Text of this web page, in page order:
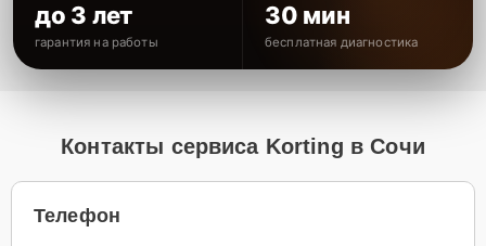
до 3 лет
гарантия на работы
30 мин
бесплатная диагностика
Контакты сервиса Korting в Сочи
Телефон